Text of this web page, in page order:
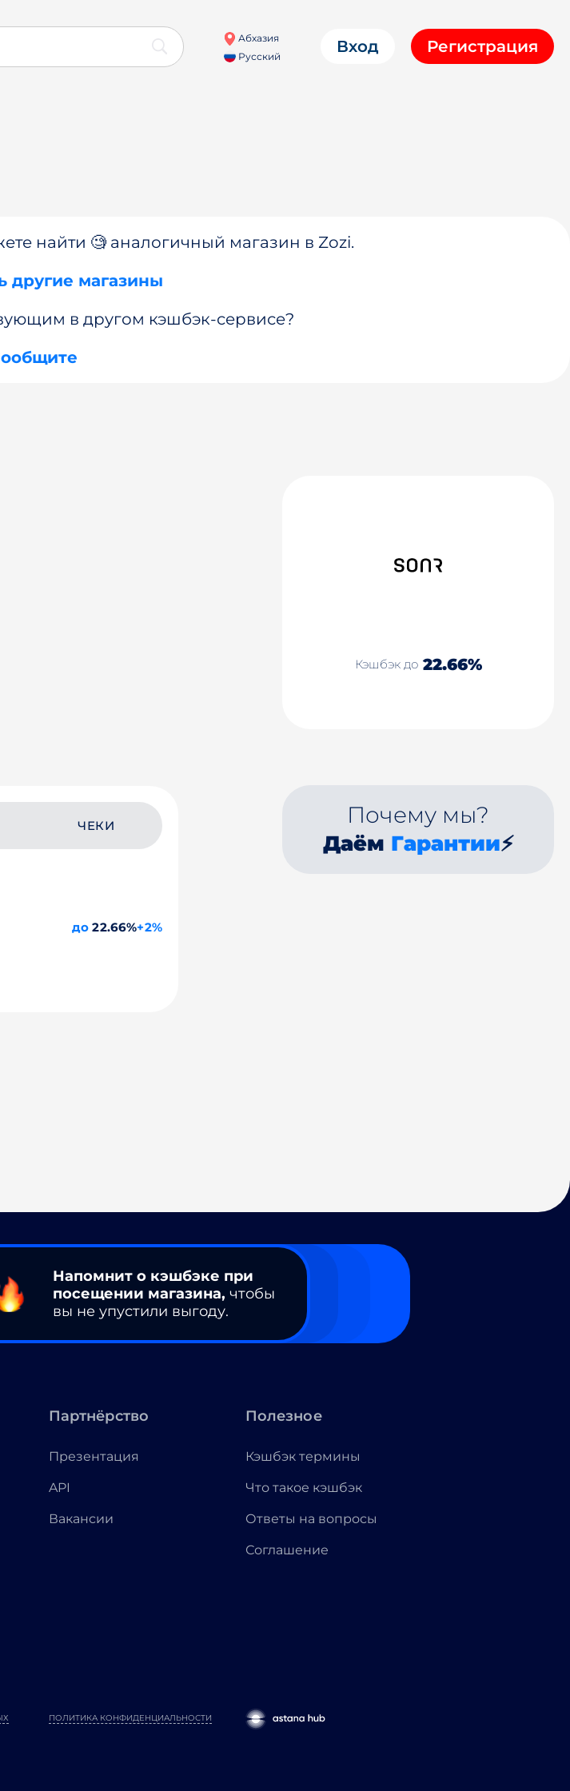
Абхазия
Русский
Вход Регистрация
найти 🧐 аналогичный магазин в Zozi.
другие магазины
в другом кэшбэк-сервисе?
Кэшбэк до 22.66%
ЧЕКИ
до 22.66%+2%
Почему мы?
Даём Гарантии⚡
Напомнит о кэшбэке при
посещении магазина, чтобы
вы не упустили выгоду.
Партнёрство
Презентация
API
Вакансии
Полезное
Кэшбэк термины
Что такое кэшбэк
Ответы на вопросы
Соглашение
ПОЛИТИКА КОНФИДЕНЦИАЛЬНОСТИ